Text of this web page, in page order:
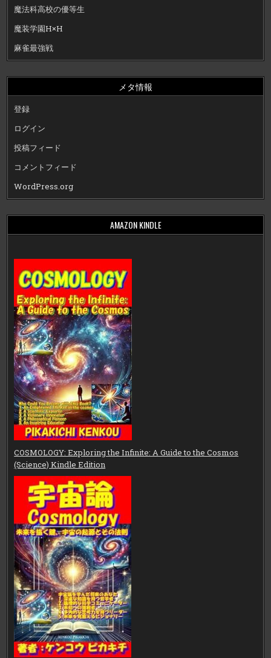
魔法科高校の優等生
魔装学園H×H
麻雀最強戦
メタ情報
登録
ログイン
投稿フィード
コメントフィード
WordPress.org
AMAZON KINDLE
COSMOLOGY: Exploring the Infinite: A Guide to the Cosmos
(Science) Kindle Edition